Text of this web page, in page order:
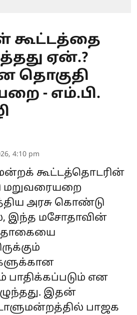
கூட்டத்தை
ஏன்.?
தொகுதி
- எம்.பி.
4:10 pm
கூட்டத்தொடரின்
மறுவரையறை
அரசு கொண்டு
இந்த மசோதாவின்
பாதிக்கப்படும் என
இதன்
பாஜக